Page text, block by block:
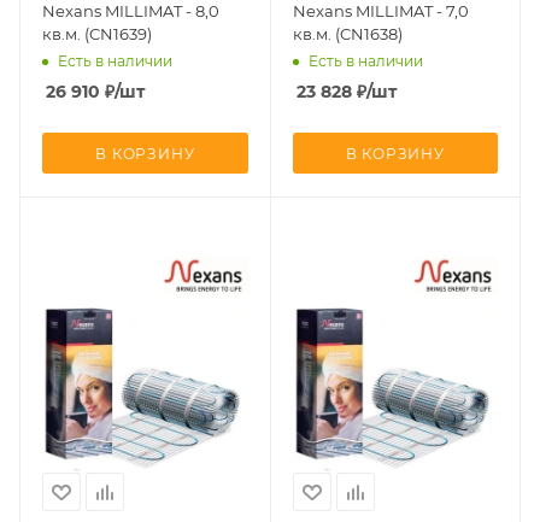
Nexans MILLIMAT - 8,0
кв.м. (CN1639)
Есть в наличии
26 910 ₽/шт
В КОРЗИНУ
Nexans MILLIMAT - 7,0
кв.м. (CN1638)
Есть в наличии
23 828₽/шт
В КОРЗИНУ